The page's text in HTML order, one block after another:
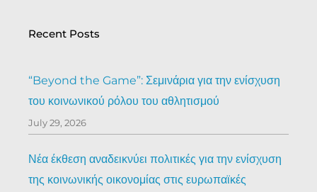
Recent Posts
“Beyond the Game”: Σεμινάρια για την ενίσχυση
του κοινωνικού ρόλου του αθλητισμού
July 29, 2026
Νέα έκθεση αναδεικνύει πολιτικές για την ενίσχυση
της κοινωνικής οικονομίας στις ευρωπαϊκές